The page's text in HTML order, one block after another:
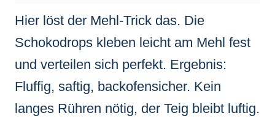
Hier löst der Mehl-Trick das. Die
Schokodrops kleben leicht am Mehl fest
und verteilen sich perfekt. Ergebnis:
Fluffig, saftig, backofensicher. Kein
langes Rühren nötig, der Teig bleibt luftig.